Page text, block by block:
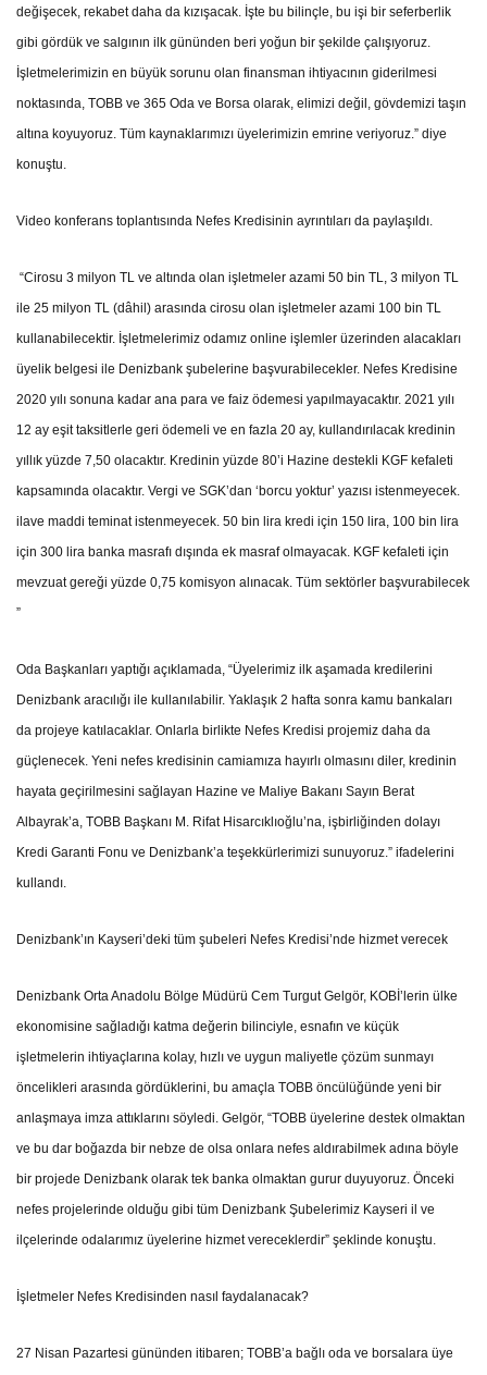
değişecek, rekabet daha da kızışacak. İşte bu bilinçle, bu işi bir seferberlik
gibi gördük ve salgının ilk gününden beri yoğun bir şekilde çalışıyoruz.
İşletmelerimizin en büyük sorunu olan finansman ihtiyacının giderilmesi
noktasında, TOBB ve 365 Oda ve Borsa olarak, elimizi değil, gövdemizi taşın
altına koyuyoruz. Tüm kaynaklarımızı üyelerimizin emrine veriyoruz.” diye
konuştu.
Video konferans toplantısında Nefes Kredisinin ayrıntıları da paylaşıldı.
“Cirosu 3 milyon TL ve altında olan işletmeler azami 50 bin TL, 3 milyon TL
ile 25 milyon TL (dâhil) arasında cirosu olan işletmeler azami 100 bin TL
kullanabilecektir. İşletmelerimiz odamız online işlemler üzerinden alacakları
üyelik belgesi ile Denizbank şubelerine başvurabilecekler. Nefes Kredisine
2020 yılı sonuna kadar ana para ve faiz ödemesi yapılmayacaktır. 2021 yılı
12 ay eşit taksitlerle geri ödemeli ve en fazla 20 ay, kullandırılacak kredinin
yıllık yüzde 7,50 olacaktır. Kredinin yüzde 80’i Hazine destekli KGF kefaleti
kapsamında olacaktır. Vergi ve SGK’dan ‘borcu yoktur’ yazısı istenmeyecek.
ilave maddi teminat istenmeyecek. 50 bin lira kredi için 150 lira, 100 bin lira
için 300 lira banka masrafı dışında ek masraf olmayacak. KGF kefaleti için
mevzuat gereği yüzde 0,75 komisyon alınacak. Tüm sektörler başvurabilecek
”
Oda Başkanları yaptığı açıklamada, “Üyelerimiz ilk aşamada kredilerini
Denizbank aracılığı ile kullanılabilir. Yaklaşık 2 hafta sonra kamu bankaları
da projeye katılacaklar. Onlarla birlikte Nefes Kredisi projemiz daha da
güçlenecek. Yeni nefes kredisinin camiamıza hayırlı olmasını diler, kredinin
hayata geçirilmesini sağlayan Hazine ve Maliye Bakanı Sayın Berat
Albayrak’a, TOBB Başkanı M. Rifat Hisarcıklıoğlu’na, işbirliğinden dolayı
Kredi Garanti Fonu ve Denizbank’a teşekkürlerimizi sunuyoruz.” ifadelerini
kullandı.
Denizbank’ın Kayseri’deki tüm şubeleri Nefes Kredisi’nde hizmet verecek
Denizbank Orta Anadolu Bölge Müdürü Cem Turgut Gelgör, KOBİ’lerin ülke
ekonomisine sağladığı katma değerin bilinciyle, esnafın ve küçük
işletmelerin ihtiyaçlarına kolay, hızlı ve uygun maliyetle çözüm sunmayı
öncelikleri arasında gördüklerini, bu amaçla TOBB öncülüğünde yeni bir
anlaşmaya imza attıklarını söyledi. Gelgör, “TOBB üyelerine destek olmaktan
ve bu dar boğazda bir nebze de olsa onlara nefes aldırabilmek adına böyle
bir projede Denizbank olarak tek banka olmaktan gurur duyuyoruz. Önceki
nefes projelerinde olduğu gibi tüm Denizbank Şubelerimiz Kayseri il ve
ilçelerinde odalarımız üyelerine hizmet vereceklerdir” şeklinde konuştu.
İşletmeler Nefes Kredisinden nasıl faydalanacak?
27 Nisan Pazartesi gününden itibaren; TOBB’a bağlı oda ve borsalara üye